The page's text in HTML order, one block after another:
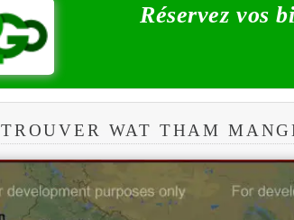
Réservez vos
TROUVER WAT THAM